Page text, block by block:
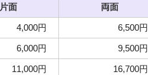
片面 両面
4,000円 6,500円
6,000円 9,500円
11,000円 16,700円